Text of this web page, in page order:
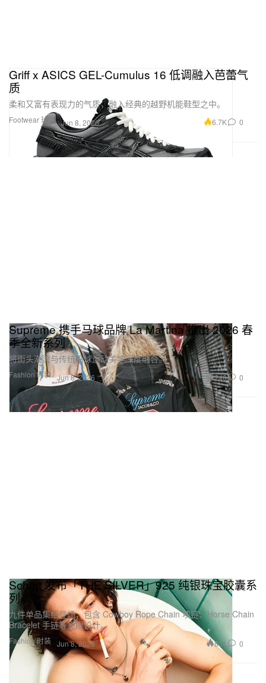
Footwear 球鞋
Griff x ASICS GEL-Cumulus 16 低调融入芭蕾气
质
柔和又富有表现力的气质，融入经典的越野机能鞋型之中。
Jun 8, 2026 6.7K 0
Fashion 时装
Supreme 携手马球品牌 La Martina 推出 2026 春
季全新系列
将街头潮流与传统马球运动美学深度融合。
Jun 8, 2026 240 0
Fashion 时装
Schott 发布「THE SILVER」925 纯银珠宝胶囊系
列
九件单品集结登场，包含 Cowboy Rope Chain 项链、Horse Chain
Bracelet 手链等亮眼设计。
Jun 8, 2026 801 0